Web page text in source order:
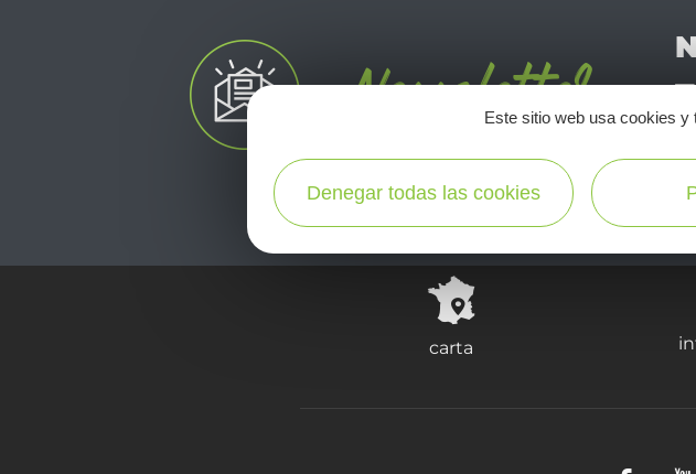
¡SUSCRÍBASE A
carta
Este sitio web usa cookies
Denegar todas las cookies